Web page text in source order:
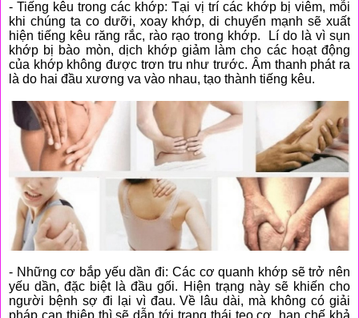
- Tiếng kêu trong các khớp: Tại vị trí các khớp bị viêm, mỗi
khi chúng ta co dưỡi, xoay khớp, di chuyển mạnh sẽ xuất
hiện tiếng kêu răng rắc, rào rạo trong khớp. Lí do là vì sụn
khớp bị bào mòn, dịch khớp giảm làm cho các hoạt động
của khớp không được trơn tru như trước. Âm thanh phát ra
là do hai đầu xương va vào nhau, tạo thành tiếng kêu.
- Những cơ bắp yếu dần đi: Các cơ quanh khớp sẽ trở nên
yếu dần, đặc biệt là đầu gối. Hiện trạng này sẽ khiến cho
người bệnh sợ đi lại vì đau. Về lâu dài, mà không có giải
pháp can thiệp thì sẽ dẫn tới trạng thái teo cơ, hạn chế khả